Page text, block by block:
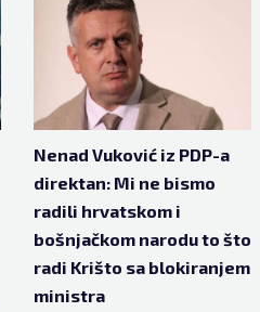
Nenad Vuković iz PDP-a
direktan: Mi ne bismo
radili hrvatskom i
bošnjačkom narodu to što
radi Krišto sa blokiranjem
ministra